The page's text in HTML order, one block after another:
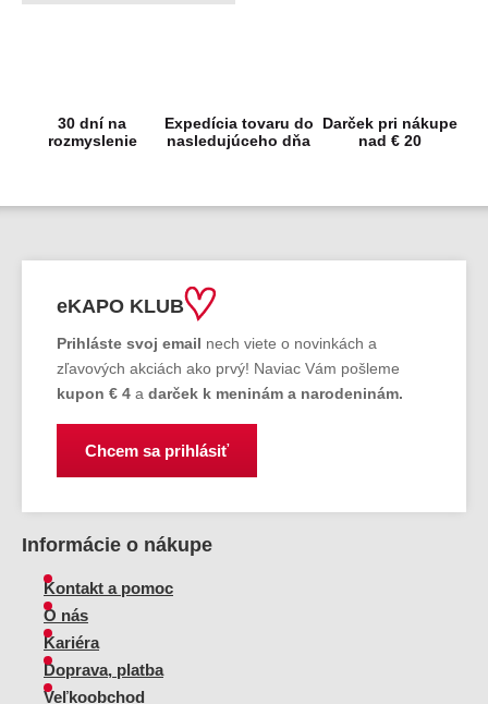
30 dní na
rozmyslenie
Expedícia tovaru do
nasledujúceho dňa
Darček pri nákupe
nad € 20
eKAPO KLUB
Prihláste svoj email nech viete o novinkách a
zľavových akciách ako prvý! Naviac Vám pošleme
kupon € 4 a darček k meninám a narodeninám.
Chcem sa prihlásiť
Informácie o nákupe
Kontakt a pomoc
O nás
Kariéra
Doprava, platba
Veľkoobchod